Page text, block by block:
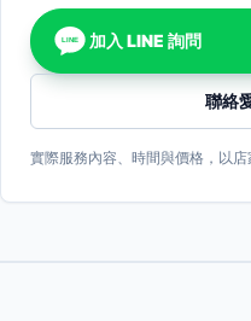
LINE 加入 LINE 詢問
聯絡
實際服務內容、時間與價格，以店